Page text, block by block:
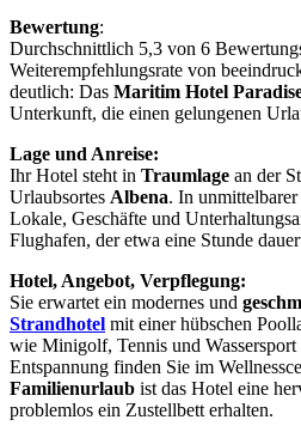
Bewertung:
Durchschnittlich 5,3 von 6
Weiterempfehlungsrate von
deutlich: Das Maritim Hotel
Unterkunft, die einen gelungenen
Lage und Anreise:
Ihr Hotel steht in Traumlage an der
Urlaubsortes Albena. In
Lokale, Geschäfte und
Flughafen, der etwa eine Stunde
Hotel, Angebot, Verpflegung:
Sie erwartet ein modernes und
Strandhotel mit einer hübschen
wie Minigolf, Tennis und Wassersport
Entspannung finden Sie im
Familienurlaub ist das Hotel eine
problemlos ein Zustellbett erhalten.